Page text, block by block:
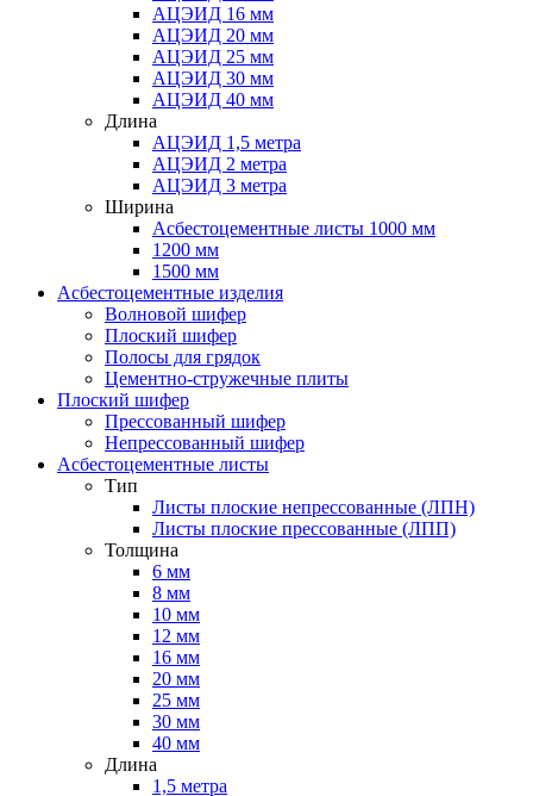
АЦЭИД 16 мм
АЦЭИД 20 мм
АЦЭИД 25 мм
АЦЭИД 30 мм
АЦЭИД 40 мм
Длина
АЦЭИД 1,5 метра
АЦЭИД 2 метра
АЦЭИД 3 метра
Ширина
Асбестоцементные листы 1000 мм
1200 мм
1500 мм
Асбестоцементные изделия
Волновой шифер
Плоский шифер
Полосы для грядок
Цементно-стружечные плиты
Плоский шифер
Прессованный шифер
Непрессованный шифер
Асбестоцементные листы
Тип
Листы плоские непрессованные (ЛПН)
Листы плоские прессованные (ЛПП)
Толщина
6 мм
8 мм
10 мм
12 мм
16 мм
20 мм
25 мм
30 мм
40 мм
Длина
1,5 метра